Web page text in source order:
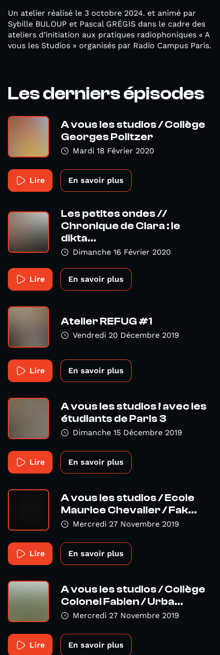
Un atelier réalisé le 3 octobre 2024. et animé par
Sybille BULOUP et Pascal GRÉGIS dans le cadre des
ateliers d’initiation aux pratiques radiophoniques « A
vous les Studios » organisés par Radio Campus Paris.
Les derniers épisodes
A vous les studios / Collège
Georges Politzer
Mardi 18 Février 2020
Lire En savoir plus
Les petites ondes //
Chronique de Clara : le
dikta...
Dimanche 16 Février 2020
Lire En savoir plus
Atelier REFUG #1
Vendredi 20 Décembre 2019
Lire En savoir plus
A vous les studios ! avec les
étudiants de Paris 3
Dimanche 15 Décembre 2019
Lire En savoir plus
A vous les studios / Ecole
Maurice Chevalier / Fak...
Mercredi 27 Novembre 2019
Lire En savoir plus
A vous les studios / Collège
Colonel Fabien / Urba...
Mercredi 27 Novembre 2019
Lire En savoir plus